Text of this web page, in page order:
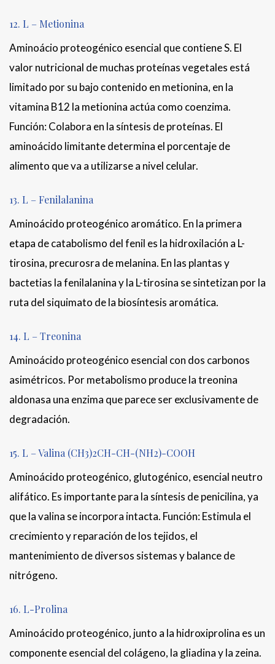
12. L – Metionina
Aminoácio proteogénico esencial que contiene S. El
valor nutricional de muchas proteínas vegetales está
limitado por su bajo contenido en metionina, en la
vitamina B12 la metionina actúa como coenzima.
Función: Colabora en la síntesis de proteínas. El
aminoácido limitante determina el porcentaje de
alimento que va a utilizarse a nivel celular.
13. L – Fenilalanina
Aminoácido proteogénico aromático. En la primera
etapa de catabolismo del fenil es la hidroxilación a L-
tirosina, precurosra de melanina. En las plantas y
bactetias la fenilalanina y la L-tirosina se sintetizan por la
ruta del siquimato de la biosíntesis aromática.
14. L – Treonina
Aminoácido proteogénico esencial con dos carbonos
asimétricos. Por metabolismo produce la treonina
aldonasa una enzima que parece ser exclusivamente de
degradación.
15. L – Valina (CH3)2CH-CH-(NH2)-COOH
Aminoácido proteogénico, glutogénico, esencial neutro
alifático. Es importante para la síntesis de penicilina, ya
que la valina se incorpora intacta. Función: Estimula el
crecimiento y reparación de los tejidos, el
mantenimiento de diversos sistemas y balance de
nitrógeno.
16. L-Prolina
Aminoácido proteogénico, junto a la hidroxiprolina es un
componente esencial del colágeno, la gliadina y la zeina.